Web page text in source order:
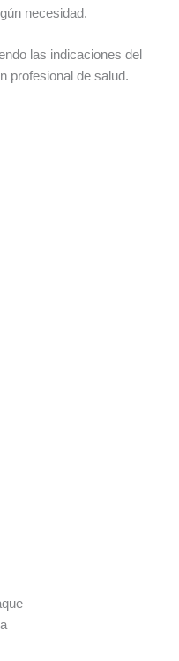
necesidad.
las indicaciones del
profesional de salud.